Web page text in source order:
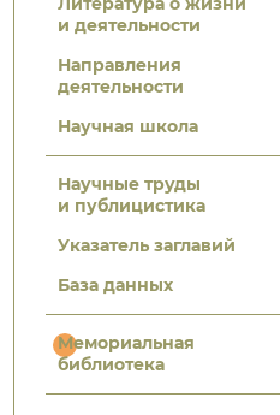
и деятельности
Направления
деятельности
Научная школа
Научные труды
и публицистика
Указатель заглавий
База данных
Мемориальная
библиотека